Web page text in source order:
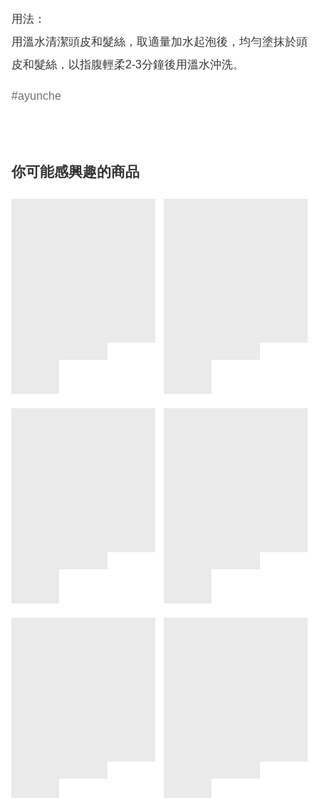
用法：
用溫水清潔頭皮和髮絲，取適量加水起泡後，均勻塗抹於頭
皮和髮絲，以指腹輕柔2-3分鐘後用溫水沖洗。
ayunche
你可能感興趣的商品